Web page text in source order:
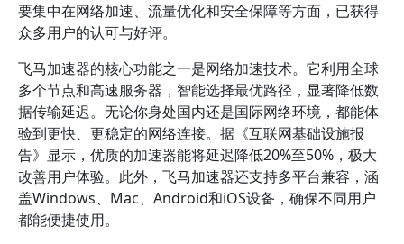
要集中在网络加速、流量优化和安全保障等方面，已获得
众多用户的认可与好评。
飞马加速器的核心功能之一是网络加速技术。它利用全球
多个节点和高速服务器，智能选择最优路径，显著降低数
据传输延迟。无论你身处国内还是国际网络环境，都能体
验到更快、更稳定的网络连接。据《互联网基础设施报
告》显示，优质的加速器能将延迟降低20%至50%，极大
改善用户体验。此外，飞马加速器还支持多平台兼容，涵
盖Windows、Mac、Android和iOS设备，确保不同用户
都能便捷使用。